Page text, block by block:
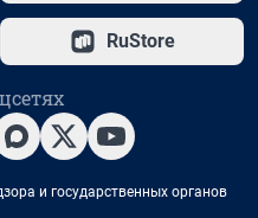
RuStore
и государственных органов